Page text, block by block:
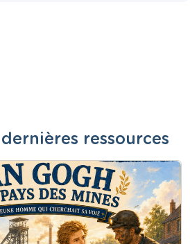
dernières ressources